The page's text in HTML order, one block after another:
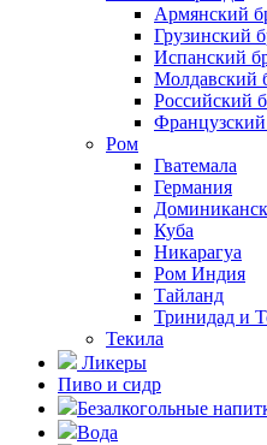
Армянский
Грузинский
Испанский
Молдавский
Российский
Французский
Ром
Гватемала
Германия
Куба
Никарагуа
Ром Индия
Тайланд
Тринидад и
Текила
Ликеры
Пиво и сидр
Безалкогольные
Вода